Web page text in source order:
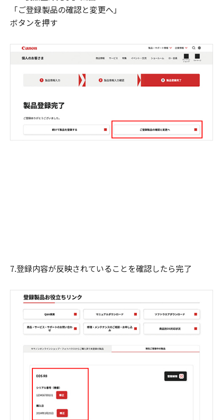
「ご登録製品の確認と変更へ」
ボタンを押す
7.登録内容が反映されていることを確認したら完了